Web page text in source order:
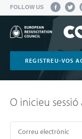
FOLLOW US
REGISTREU-VOS
O inicieu